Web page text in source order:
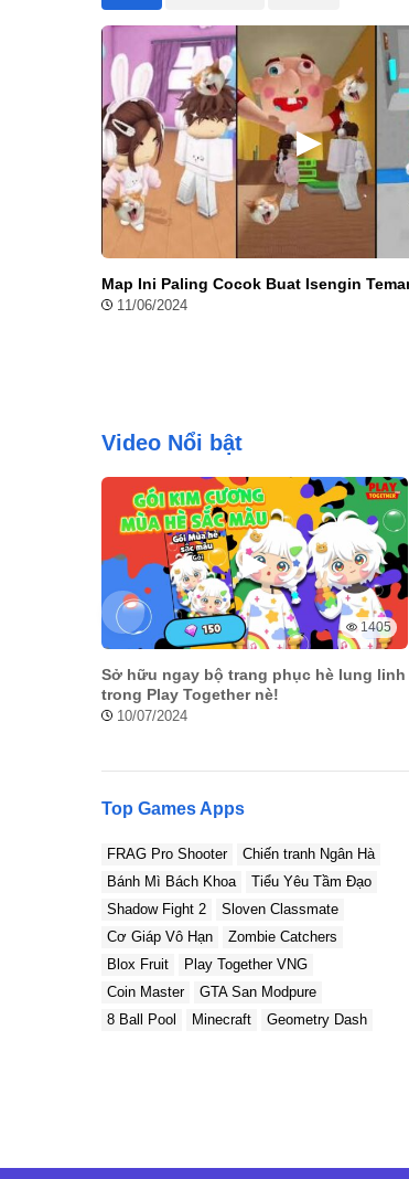
Map Ini Paling Cocok Buat Isengin
11/06/2024
Video Nổi bật
1405
Sở hữu ngay bộ trang phục hè lung linh
trong Play Together nè!
10/07/2024
Top Games Apps
FRAG Pro Shooter
Chiến tranh Ngân Hà
Bánh Mì Bách Khoa
Tiểu Yêu Tầm Đạo
Shadow Fight 2
Sloven Classmate
Cơ Giáp Vô Hạn
Zombie Catchers
Blox Fruit
Play Together VNG
Coin Master
GTA San Modpure
8 Ball Pool
Minecraft Geometry Dash